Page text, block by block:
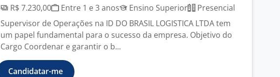
R$ 7.230,00
Entre 1 e 3 anos Ensino Superior
Presencial
Supervisor de Operações na ID DO BRASIL LOGISTICA LTDA tem
um papel fundamental para o sucesso da empresa. Objetivo do
Cargo Coordenar e garantir o b...
Candidatar-me